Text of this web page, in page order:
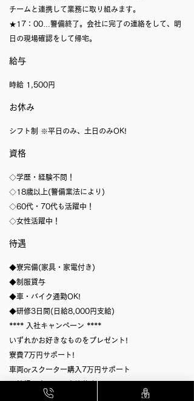
チームと連携して業務に取り組みます。
★17：00…警備終了。会社に完了の連絡をして、明
日の現場確認をして帰宅。
給与
時給 1,500円
お休み
シフト制 ※平日のみ、土日のみOK!
資格
◇学歷・経験不問！
◇18歳以上(警備業法により)
◇60代・70代も活躍中！
◇女性活躍中！
待遇
◆寮完備(家具・家電付き)
◆制服貸与
◆車・バイク通勤OK!
◆研修3日間(日給8,000円支給)
**** 入社キャンペーン ****
いずれかお好きなものをプレゼント!
寮費7万円サポート!
車両orスクーター購入7万円サポート
※60勤務達成後に支給!